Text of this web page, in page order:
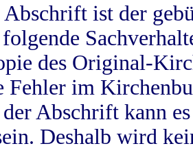
Abschrift ist der
des Original-
Fehler im
Abschrift kann
Deshalb wird